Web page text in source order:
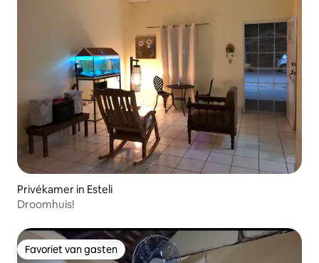
Privékamer in Esteli
Droomhuis!
Favoriet van gasten
Favoriet van gasten